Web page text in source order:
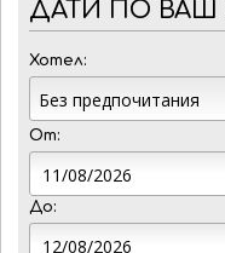
ДАТИ ПО ВАШ
Хотел:
От:
До: